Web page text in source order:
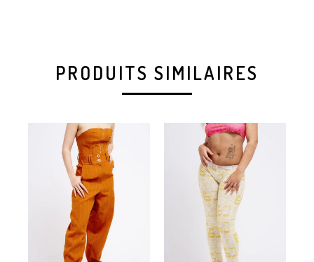
PRODUITS SIMILAIRES